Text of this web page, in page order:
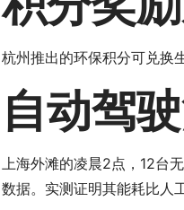
杭州推出的环保积分可兑换
自动驾
上海外滩的凌晨2点，12台
数据。实测证明其能耗比人